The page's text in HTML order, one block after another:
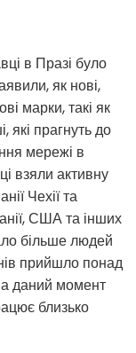
в Празі було
як нові,
марки, такі як
прагнуть до
мережі в
взяли активну
Чехії та
США та інших
більше людей
прийшло понад
даний момент
близько